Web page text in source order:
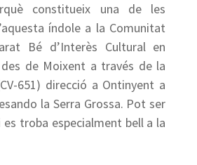
constitueix una de les
índole a la Comunitat
Bé d’Interès Cultural en
des de Moixent a través de la
651) direcció a Ontinyent a
la Serra Grossa. Pot ser
troba especialment bell a la